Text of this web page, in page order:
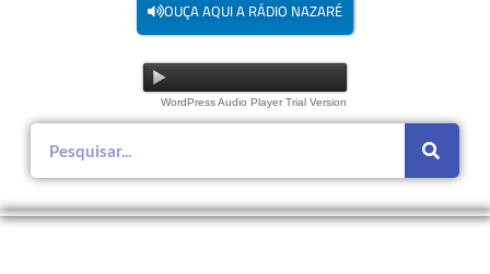
OUÇA AQUI A RÁDIO NAZARÉ
WordPress Audio Player Trial Version